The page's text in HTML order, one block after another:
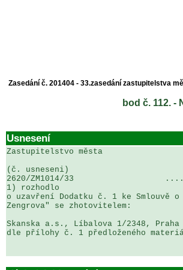
Zasedání č. 201404 - 33.zasedání zastupitelstva
bod č. 112.
Usnesení
Zastupitelstvo města
(č. usneseni)
2620/ZM1014/33
1) rozhodlo
o uzavření Dodatku č. 1 ke Smlouvě
Zengrova" se zhotovitelem:
Skanska a.s., Líbalova 1/2348, Praha
dle přílohy č. 1 předloženého